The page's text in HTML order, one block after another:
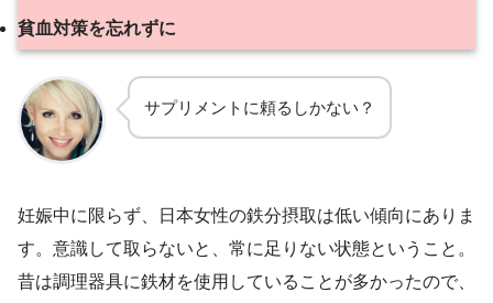
貧血対策を忘れずに
サプリメントに頼るしかない？
妊娠中に限らず、日本女性の鉄分摂取は低い傾向にありま
す。意識して取らないと、常に足りない状態ということ。
昔は調理器具に鉄材を使用していることが多かったので、